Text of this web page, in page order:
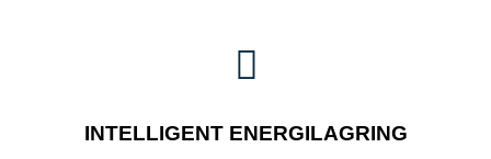
INTELLIGENT ENERGILAGRING